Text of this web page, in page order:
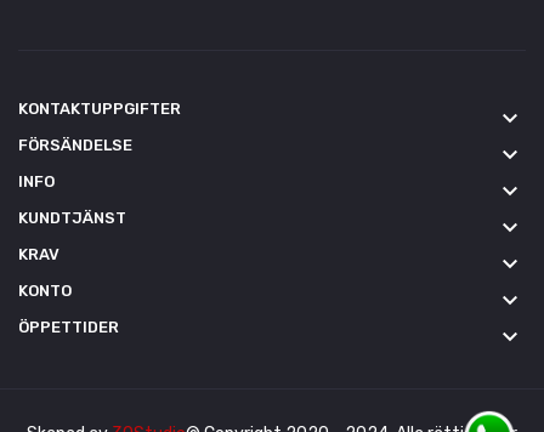
KONTAKTUPPGIFTER keyboard_arrow_down
FÖRSÄNDELSE keyboard_arrow_down
INFO keyboard_arrow_down
KUNDTJÄNST keyboard_arrow_down
KRAV keyboard_arrow_down
KONTO keyboard_arrow_down
ÖPPETTIDER keyboard_arrow_down